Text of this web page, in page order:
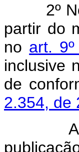
2º No
partir do
no art.
inclusive
de
2.354, de
Art. 2º